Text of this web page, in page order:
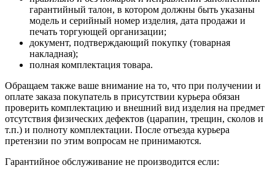
гарантийный талон, в котором должны быть указаны
модель и серийный номер изделия, дата продажи и
печать торгующей организации;
документ, подтверждающий покупку (товарная
накладная);
полная комплектация товара.
Обращаем также ваше внимание на то, что при получении и
оплате заказа покупатель в присутствии курьера обязан
проверить комплектацию и внешний вид изделия на предмет
отсутствия физических дефектов (царапин, трещин, сколов и
т.п.) и полноту комплектации. После отъезда курьера
претензии по этим вопросам не принимаются.
Гарантийное обслуживание не производится если: